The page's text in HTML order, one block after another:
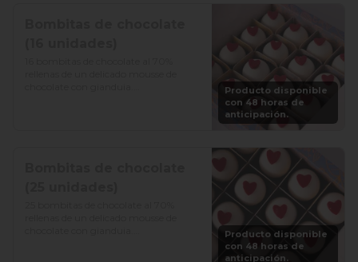
Producto disponible
con 48 horas de
anticipación.
Producto disponible
con 48 horas de
anticipación.